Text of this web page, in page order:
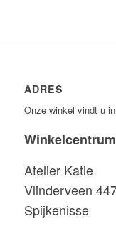
ADRES
Onze winkel vindt u
Atelier Katie
Vlinderveen
Spijkenisse